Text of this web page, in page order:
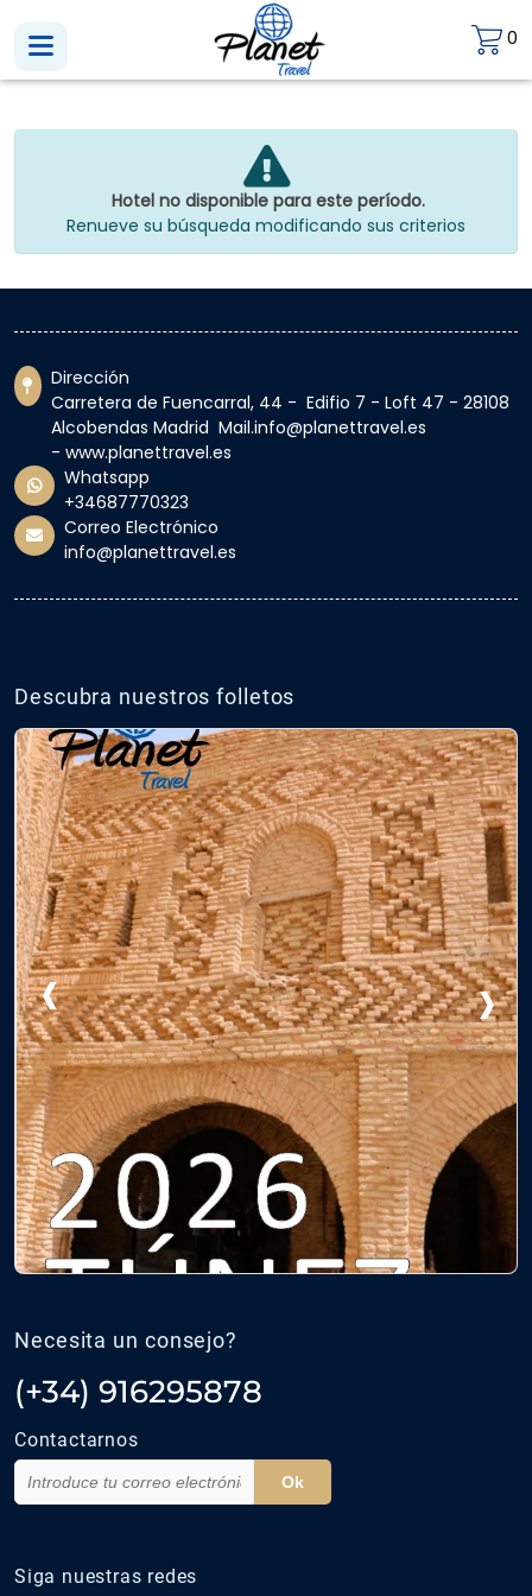
0
Hotel no disponible para este período.
Renueve su búsqueda modificando sus criterios
Dirección
Carretera de Fuencarral, 44 - Edifio 7 - Loft 47 - 28108
Alcobendas Madrid Mail.info@planettravel.es
- www.planettravel.es
Whatsapp
+34687770323
Correo Electrónico
info@planettravel.es
Descubra nuestros folletos
‹ ›
Necesita un consejo?
(+34) 916295878
Contactarnos
Ok
Siga nuestras redes